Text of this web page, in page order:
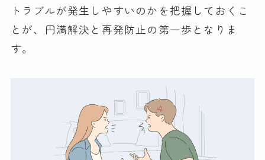
トラブルが発生しやすいのかを把握しておくこ
とが、円満解決と再発防止の第一歩となりま
す。